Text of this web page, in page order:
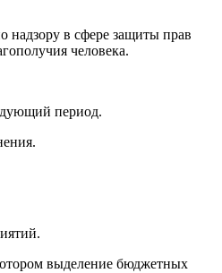
надзору в сфере защиты прав
человека.
период.
выделение бюджетных